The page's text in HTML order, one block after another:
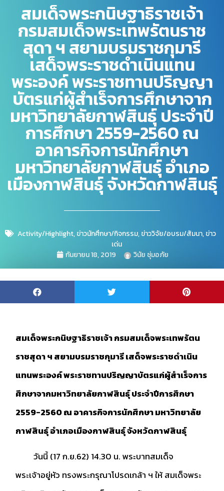
สมเด็จพระกนิษฐาธิราชเจ้า
กรมสมเด็จพระเทพรัตนราช
สุดา ฯ สยามบรมราชกุมารี
เสด็จพระราชดำเนินแทน
พระองค์ พระราชทานปริญญา
บัตรแก่ผู้สำเร็จการศึกษาจาก
มหาวิทยาลัยกาฬสินธุ์ ประจำปี
การศึกษา 2559-2560 ณ
อาคารกิจการนักศึกษา
มหาวิทยาลัยกาฬสินธุ์ อำเภอ
เมืองกาฬสินธุ์ จังหวัดกาฬสินธุ์
Activity/Highlight,ข่าวนักศึกษา/กิจกรรม,ข่าววิจัย/อบรม/สัมนา,ข่าว
เด่น
กันยายน 18, 2019
วินัย ชุ่มอภัย
สมเด็จพระกนิษฐาธิราชเจ้า กรมสมเด็จพระเทพรัตน
ราชสุดา ฯ สยามบรมราชกุมารี เสด็จพระราชดำเนิน
แทนพระองค์ พระราชทานปริญญาบัตรแก่ผู้สำเร็จการ
ศึกษาจากมหาวิทยาลัยกาฬสินธุ์ ประจำปีการศึกษา
2559-2560 ณ อาคารกิจการนักศึกษา มหาวิทยาลัย
กาฬสินธุ์ อำเภอเมืองกาฬสินธุ์ จังหวัดกาฬสินธุ์
วันนี้ (17 ก.ย.62) 14.30 น. พระบาทสมเด็จ
พระเจ้าอยู่หัว ทรงพระกรุณาโปรดเกล้า ฯ ให้ สมเด็จพระ